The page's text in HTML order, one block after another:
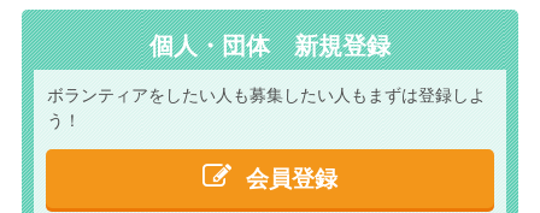
個人・団体 新規登録
ボランティアをしたい人も募集したい人もまずは登録しよ
う！
会員登録